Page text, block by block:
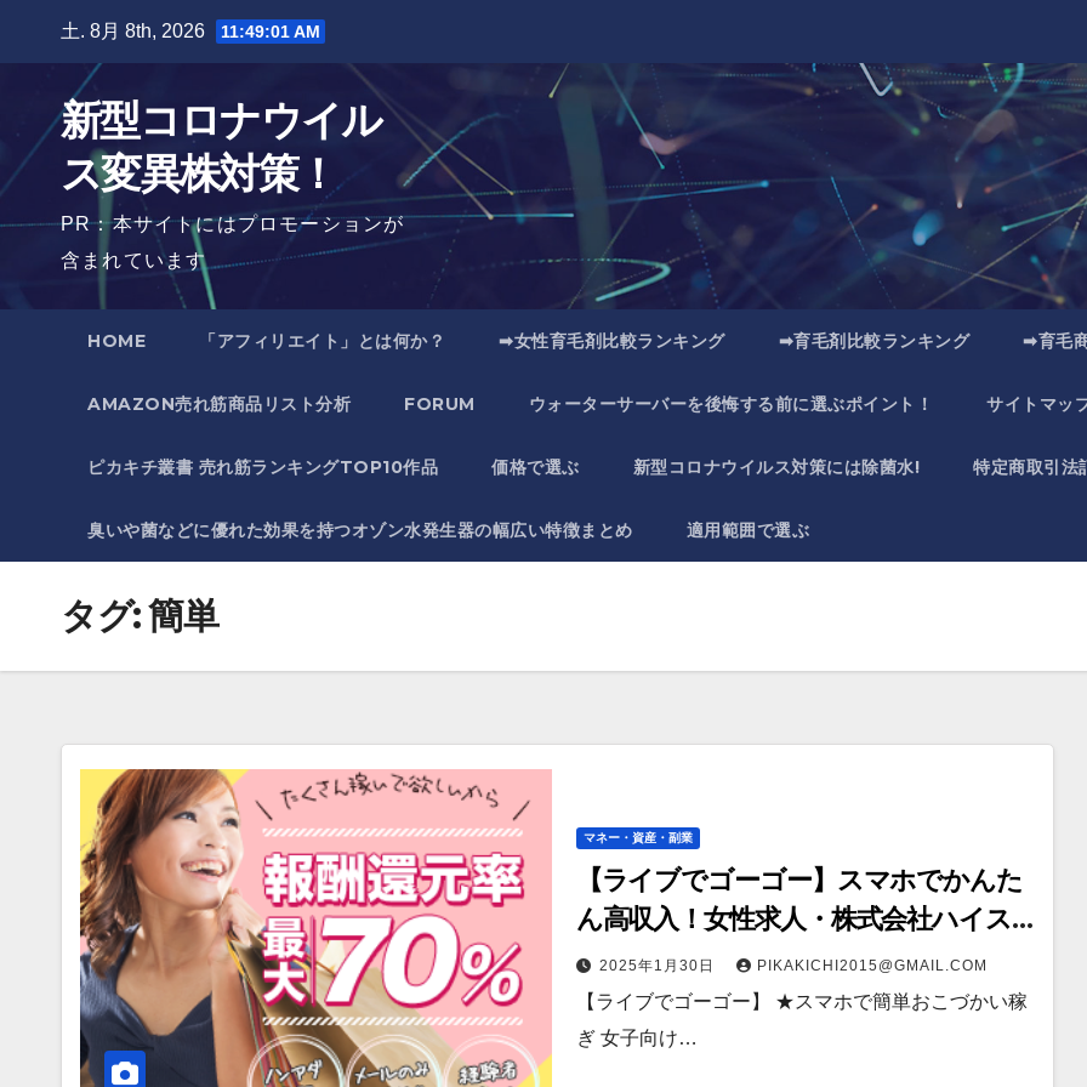
土. 8月 8th, 2026 11:49:03 AM
新型コロナウイル
ス変異株対策！
PR：本サイトにはプロモーションが
含まれています
HOME 「アフィリエイト」とは何か？ ➡女性育毛剤比較ランキング ➡育毛剤比較ランキング ➡育毛
AMAZON売れ筋商品リスト分析 FORUM ウォーターサーバーを後悔する前に選ぶポイント！ サイトマッ
ピカキチ叢書 売れ筋ランキングTOP10作品 価格で選ぶ 新型コロナウイルス対策には除菌水! 特定商取引法
臭いや菌などに優れた効果を持つオゾン水発生器の幅広い特徴まとめ 適用範囲で選ぶ
タグ:簡単
マネー・資産・副業
【ライブでゴーゴー】スマホでかんた
ん高収入！女性求人・株式会社ハイス
ペック
2025年1月30日 PIKAKICHI2015@GMAIL.COM
【ライブでゴーゴー】 ★スマホで簡単おこづかい稼
ぎ 女子向け…